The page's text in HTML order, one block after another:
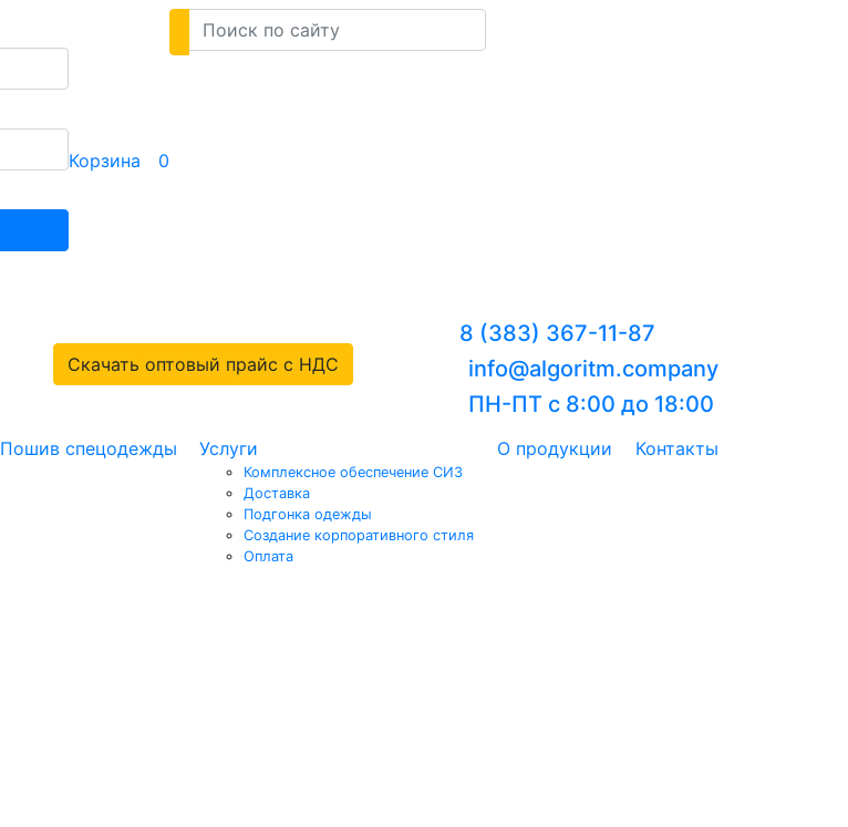
Корзина 0
Скачать оптовый прайс с НДС
8 (383) 367-11-87
info@algoritm.company
ПН-ПТ с 8:00 до 18:00
Пошив спецодежды Услуги
Комплексное обеспечение СИЗ
Доставка
Подгонка одежды
Создание корпоративного стиля
Оплата
О продукции Контакты